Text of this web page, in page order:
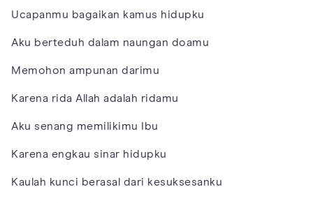
Ucapanmu bagaikan kamus hidupku
Aku berteduh dalam naungan doamu
Memohon ampunan darimu
Karena rida Allah adalah ridamu
Aku senang memilikimu Ibu
Karena engkau sinar hidupku
Kaulah kunci berasal dari kesuksesanku